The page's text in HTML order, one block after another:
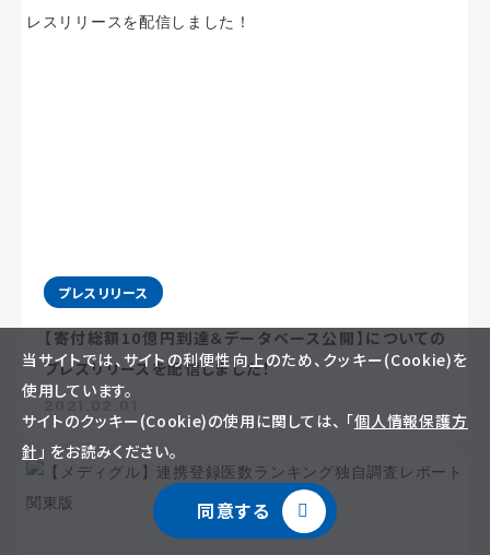
プレスリリース
【寄付総額10億円到達＆データベース公開】についての
プレスリリースを配信しました！
当サイトでは、サイトの利便性向上のため、クッキー(Cookie)を
使用しています。
サイトのクッキー(Cookie)の使用に関しては、 「個人情報保護方
針」 をお読みください。
同意する